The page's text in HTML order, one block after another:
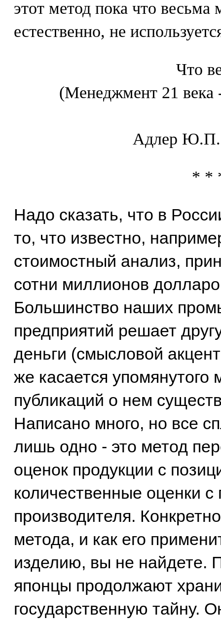
этот метод пока что весьма
естественно, не
Что
(Менеджмент 21 века
Адлер
* *
Надо сказать, что в
то, что известно,
стоимостный анализ,
сотни миллионов
Большинство наших
предприятий решает
деньги (смысловой
же касается
публикаций о нем
Написано много, но все
лишь одно - это метод
оценок продукции с
количественные оценки с
производителя.
метода, и как его
изделию, вы не найдете.
японцы продолжают
государственную тайну.